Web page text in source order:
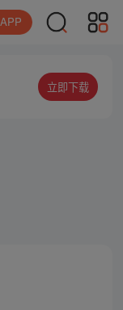
立即下载